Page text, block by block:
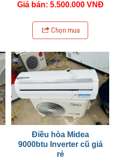
Giá bán: 5.500.000 VNĐ
Chọn mua
Điều hòa Midea
9000btu Inverter cũ giá
rẻ